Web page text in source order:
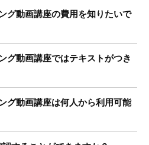
グ動画講座の費用を知りたいで
グ動画講座ではテキストがつき
グ動画講座は何人から利用可能